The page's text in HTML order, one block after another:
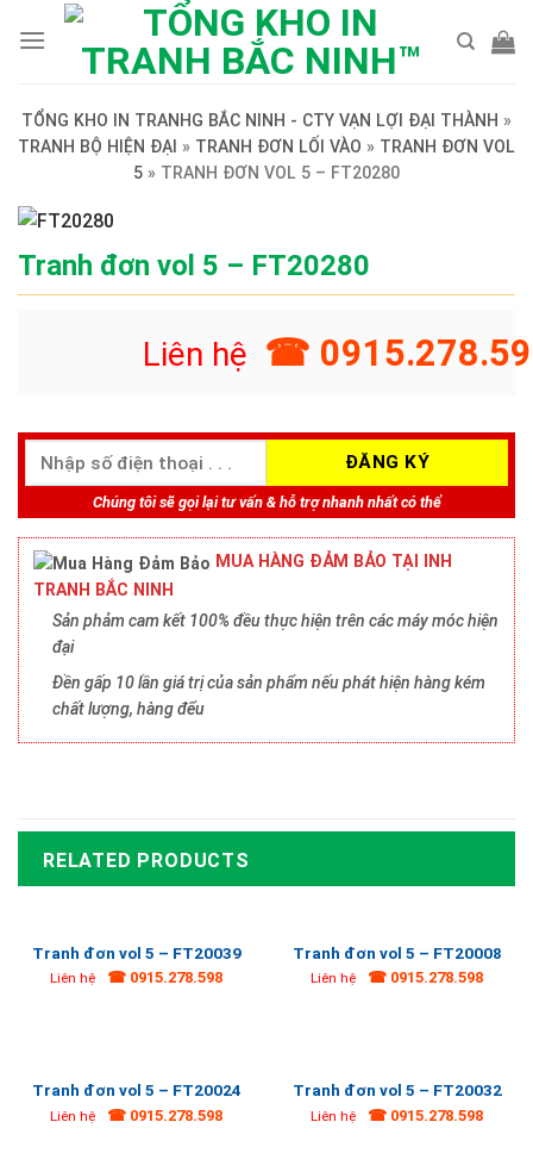
TỔNG KHO IN TRANHG BẮC NINH - CTY VẠN LỢI ĐẠI THÀNH »
TRANH BỘ HIỆN ĐẠI » TRANH ĐƠN LỐI VÀO » TRANH ĐƠN VOL
5 » TRANH ĐƠN VOL 5 – FT20280
Tranh đơn vol 5 – FT20280
Liên hệ ☎
Chúng tôi sẽ gọi lại tư vấn & hỗ trợ nhanh nhất có thể
MUA HÀNG ĐẢM BẢO TẠI INH
TRANH BẮC NINH
Sản phảm cam kết 100% đều thực hiện trên các máy móc hiện
đại
Đền gấp 10 lần giá trị của sản phẩm nếu phát hiện hàng kém
chất lượng, hàng đểu
RELATED PRODUCTS
Tranh đơn vol 5 – FT20039
Liên hệ ☎ 0915.278.598
Tranh đơn vol 5 – FT20008
Liên hệ ☎ 0915.278.598
Tranh đơn vol 5 – FT20024
Liên hệ ☎ 0915.278.598
Tranh đơn vol 5 – FT20032
Liên hệ ☎ 0915.278.598